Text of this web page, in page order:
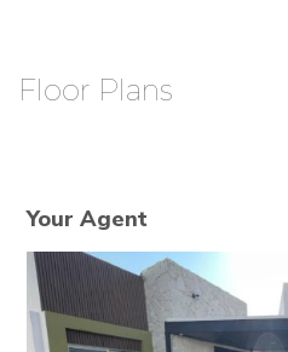
Floor Plans
Your Agent